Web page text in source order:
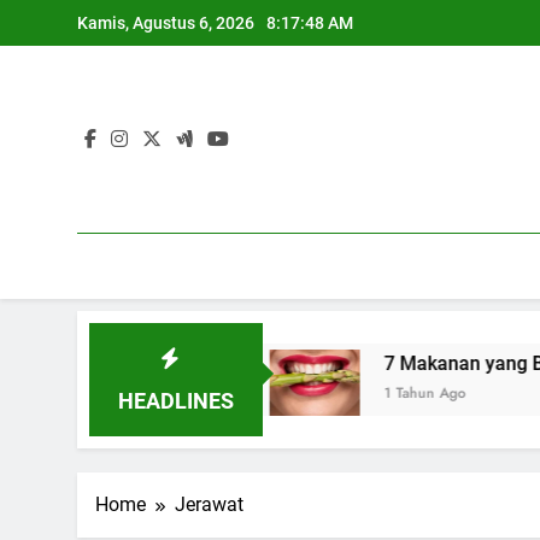
to
Kamis, Agustus 6, 2026 8:17:49 AM
HEADLINES
7 Makanan yang Bantu
1 Tahun Ago
Home Jerawat